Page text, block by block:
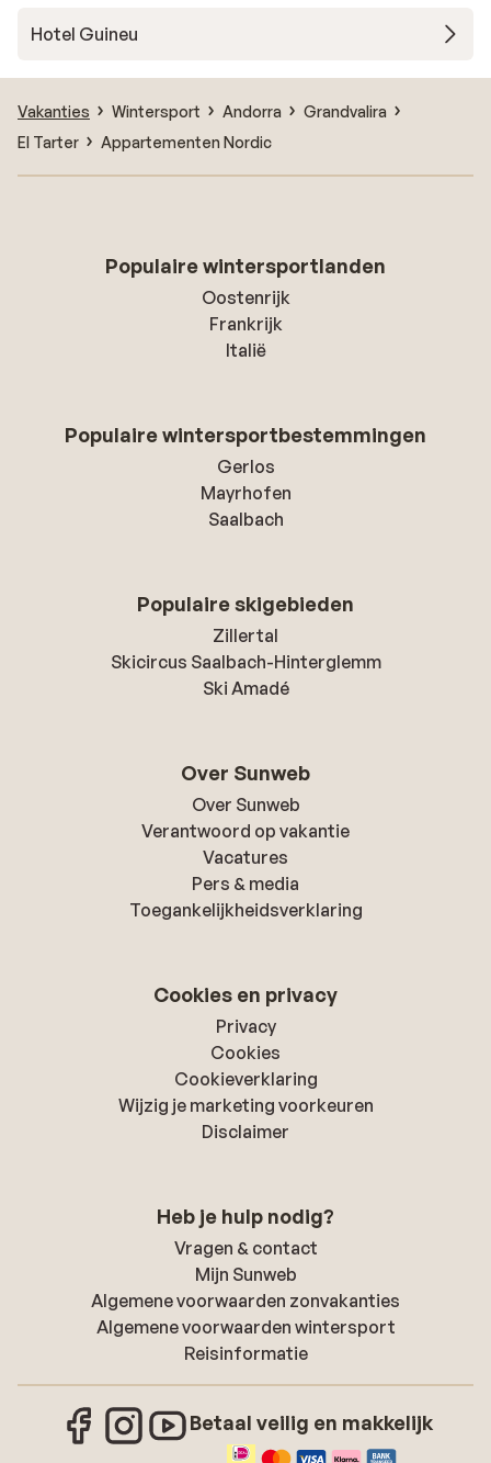
Hotel Guineu
Vakanties Wintersport Andorra
Grandvalira
El Tarter
Appartementen Nordic
Populaire wintersportlanden
Oostenrijk
Frankrijk
Italië
Populaire wintersportbestemmingen
Gerlos
Mayrhofen
Saalbach
Populaire skigebieden
Zillertal
Skicircus Saalbach-Hinterglemm
Ski Amadé
Over Sunweb
Over Sunweb
Verantwoord op vakantie
Vacatures
Pers & media
Toegankelijkheidsverklaring
Cookies en privacy
Privacy
Cookies
Cookieverklaring
Wijzig je marketing voorkeuren
Disclaimer
Heb je hulp nodig?
Vragen & contact
Mijn Sunweb
Algemene voorwaarden zonvakanties
Algemene voorwaarden wintersport
Reisinformatie
Betaal veilig en makkelijk